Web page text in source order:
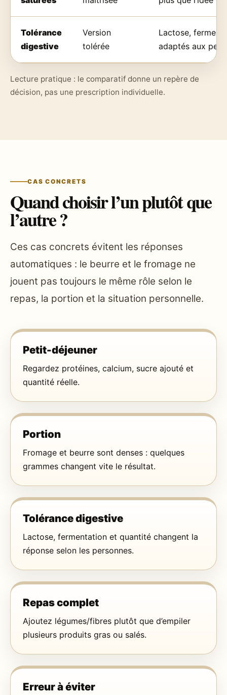
Tolérance
digestive
Version
tolérée
Lactose,
adaptés aux
Lecture pratique : le comparatif donne un repère de
décision, pas une prescription individuelle.
CAS CONCRETS
Quand choisir l’un plutôt que
l’autre ?
Ces cas concrets évitent les réponses
automatiques : le beurre et le fromage ne
jouent pas toujours le même rôle selon le
repas, la portion et la situation personnelle.
Petit-déjeuner
Regardez protéines, calcium, sucre ajouté et
quantité réelle.
Portion
Fromage et beurre sont denses : quelques
grammes changent vite le résultat.
Tolérance digestive
Lactose, fermentation et quantité changent la
réponse selon les personnes.
Repas complet
Ajoutez légumes/fibres plutôt que d’empiler
plusieurs produits gras ou salés.
Erreur à éviter